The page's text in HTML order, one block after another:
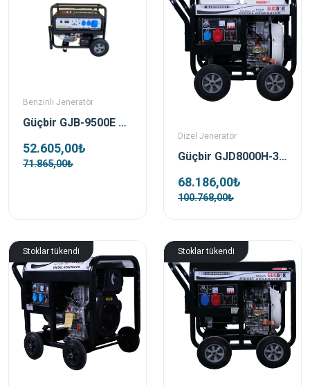
Benzinli Jeneratör
Güçbir GJB-9500E Benzinli Monofaze Marşli Açik Tip Portatif Jeneratör
52.605,00₺
71.865,00₺
Dizel Jeneratör
Güçbir GJD8000H-3 8 Kva Açik Tip Dizel Marşlı Trifaze Portatif Jeneratör
68.186,00₺
100.768,00₺
Stoklar tükendi Stoklar tükendi